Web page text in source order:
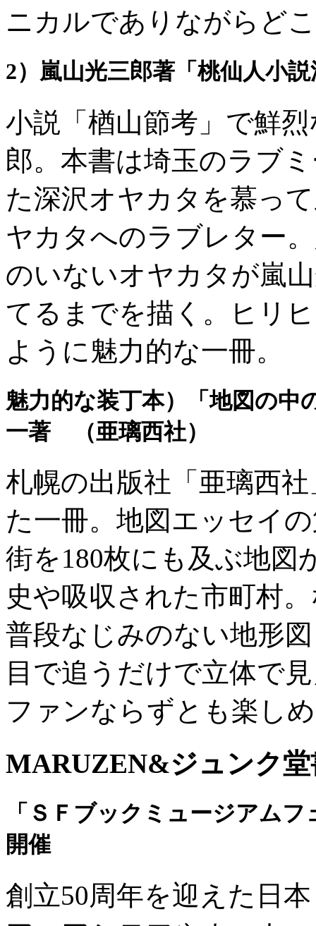
ニカルでありながらど
2）嵐山光三郎著「桃仙人小
小説「楢山節考」で鮮
郎。本書は埼玉のラブ
た深沢オヤカタを慕っ
ヤカタへのラブレター
のいないオヤカタが嵐
てるまでを描く。ヒリ
ように魅力的な一冊。
魅力的な装丁本）「地図の
一著 （亜璃西社）
札幌の出版社「亜璃西
た一冊。地図エッセイ
街を180枚にも及ぶ地図
史や吸収された市町村
普段なじみのない地形
目で追うだけで立体で
ファンならずとも楽し
MARUZEN&ジュンク
「ＳＦブックミュージアム
開催
創立50周年を迎えた日